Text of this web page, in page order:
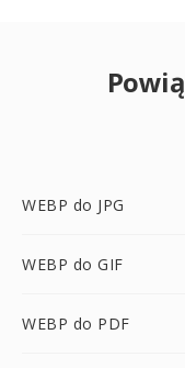
WEBP do JPG
WEBP do GIF
WEBP do PDF